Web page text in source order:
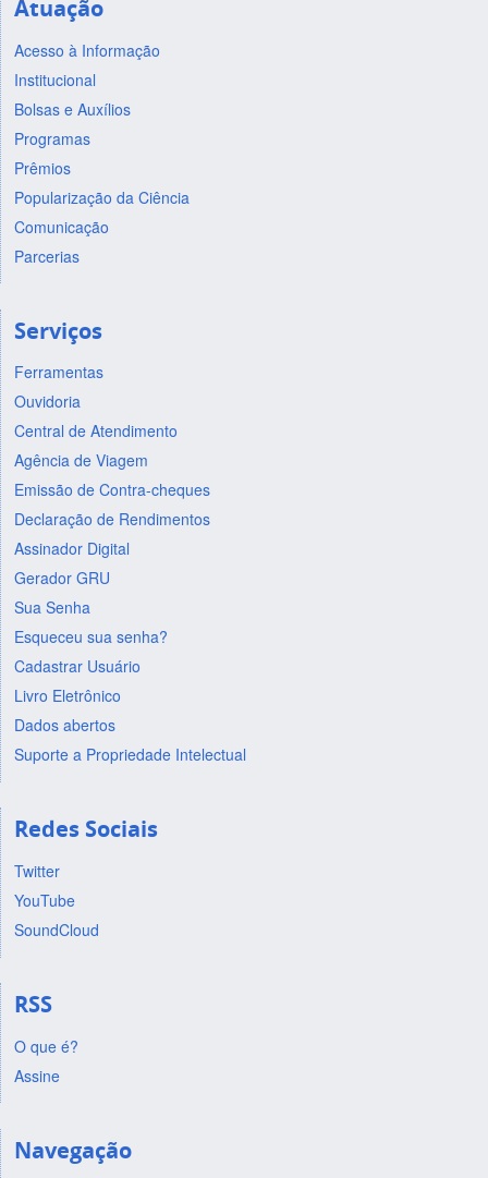
Atuação
Acesso à Informação
Institucional
Bolsas e Auxílios
Programas
Prêmios
Popularização da Ciência
Comunicação
Parcerias
Serviços
Ferramentas
Ouvidoria
Central de Atendimento
Agência de Viagem
Emissão de Contra-cheques
Declaração de Rendimentos
Assinador Digital
Gerador GRU
Sua Senha
Esqueceu sua senha?
Cadastrar Usuário
Livro Eletrônico
Dados abertos
Suporte a Propriedade Intelectual
Redes Sociais
Twitter
YouTube
SoundCloud
RSS
O que é?
Assine
Navegação